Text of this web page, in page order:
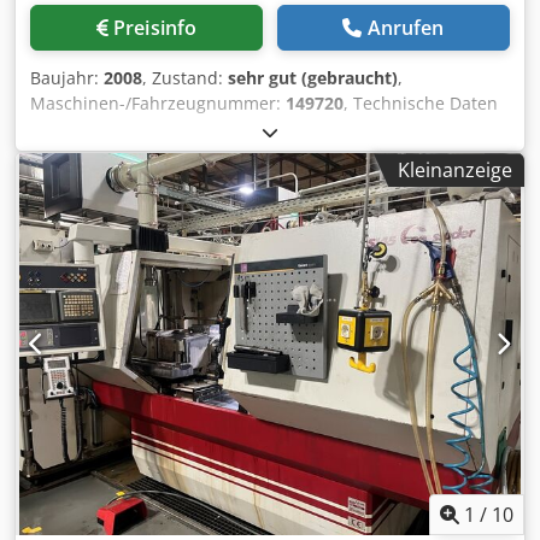
(Europaweit) organisiert werden. Preise zzgl
Mehrwertsteuer Besichtigung nach Terminvereinbarung
Ihnen weiterhelfen zu dürfen. Inzahlungnahme oder
Tausch möglich! Codpfx Aet Sftwefierf Maschinen An- /
Verkauf KAUF / VERKAUF VON PRODUKTIONS- &
METALLBEARBEITUNGSMASCHINEN UVM. Sie benötigen
eine hochwertige, aber preiswerte
Metallbearbeitungsmaschine für Ihre Fertigung? Oder
wollen Sie Ihre verkaufen? Für weitere Infos- oder
Kontaktmöglichkeiten besuchen Sie uns auf unserer
Webseite
Preisinfo Anrufen
Baujahr: 2008, Zustand: sehr gut (gebraucht),
Maschinen-/Fahrzeugnummer: 149720, Technische Daten
Hersteller: ZEISS Typ: Pro T-Premium Baujahr: 2008
Einzelstaender-KMG Seriennummer: 149720 Messbereich
X = 3000 mm Y = 1800 mm Cjdpof S A Aijfx Afiorf Z = 2100
mm Ausstattung Taktile Taster Steuerung C99 Software
CMMOS, Caligo Holos 3.0, DMIS Die Maschine kann nach
Kundenwunsch mit neuem Zubehör modernisiert werden.
Preis: auf Anfrage! Aufbau und Inbetriebnahme möglich!
Gerne erstellen wir Ihnen ein detailliertes Angebot.
Hinweis: Unser Angebot richtet sich ausschließlich an
Fachkunden. (Änderungen und Irrtümer in den
technischen Daten, Angaben und Preisen sowie
Zwischenverkauf vorbehalten!)
Kleinanzeige
1 / 10